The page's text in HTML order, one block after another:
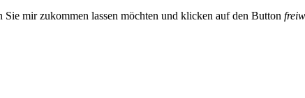
Sie mir zukommen lassen möchten und klicken auf den Button